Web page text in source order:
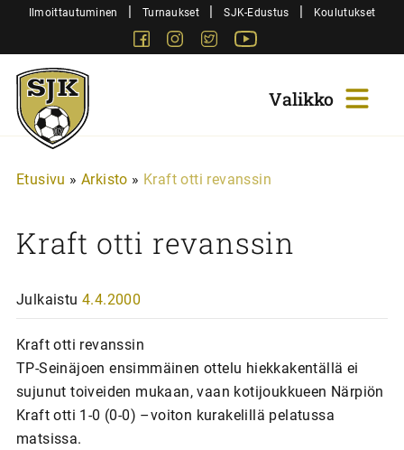
SiirryIlmoittautuminen | Turnaukset | SJK-Edustus | Koulutukset
FacebookInstagram
Twitter
Sjk-
Juniorit
Etusivu » Arkisto » Kraft otti revanssin
Kraft otti revanssin
Julkaistu 4.4.2000
Kraft otti revanssin
TP-Seinäjoen ensimmäinen ottelu hiekkakentällä ei
sujunut toiveiden mukaan, vaan kotijoukkueen Närpiön
Kraft otti 1-0 (0-0) –voiton kurakelillä pelatussa
matsissa.